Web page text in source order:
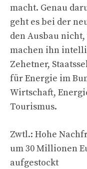
macht. Genau
geht es bei der
den Ausbau
machen ihn
Zehetner,
für Energie im
Wirtschaft,
Tourismus.
Zwtl.: Hohe
um 30 Millionen
aufgestockt